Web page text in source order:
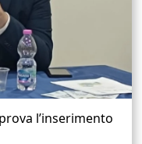
l’inserimento